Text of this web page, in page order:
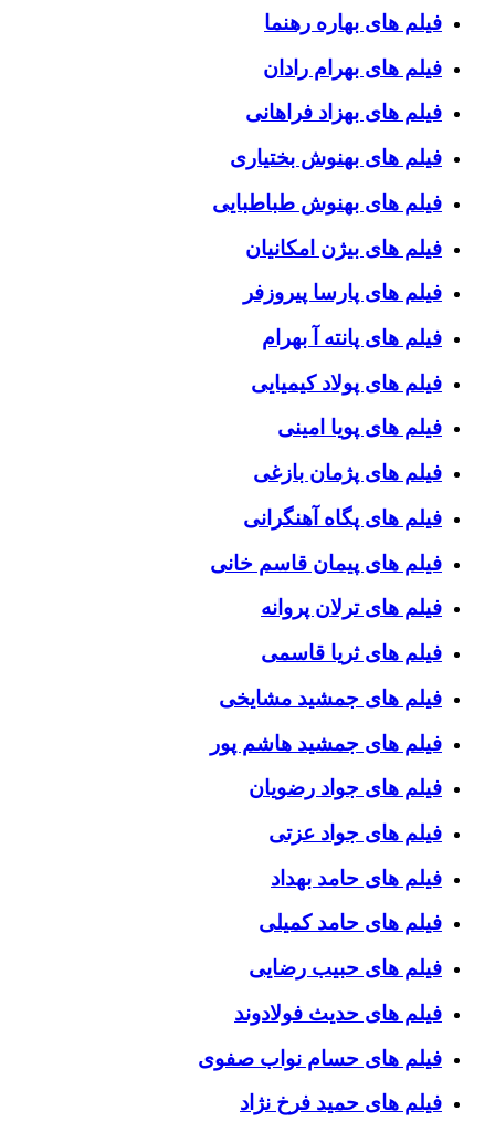
فیلم های بهاره رهنما
فیلم های بهرام رادان
فیلم های بهزاد فراهانی
فیلم های بهنوش بختیاری
فیلم های بهنوش طباطبایی
فیلم های بیژن امکانیان
فیلم های پارسا پیروزفر
فیلم های پانته آ بهرام
فیلم های پولاد کیمیایی
فیلم های پویا امینی
فیلم های پژمان بازغی
فیلم های پگاه آهنگرانی
فیلم های پیمان قاسم خانی
فیلم های ترلان پروانه
فیلم های ثریا قاسمی
فیلم های جمشید مشایخی
فیلم های جمشید هاشم پور
فیلم های جواد رضویان
فیلم های جواد عزتی
فیلم های حامد بهداد
فیلم های حامد کمیلی
فیلم های حبیب رضایی
فیلم های حدیث فولادوند
فیلم های حسام نواب صفوی
فیلم های حمید فرخ نژاد